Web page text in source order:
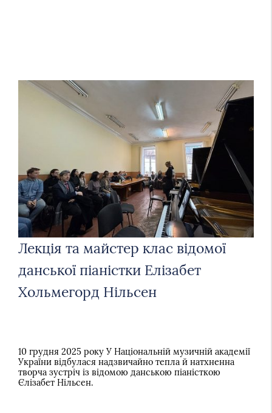
Лекція та майстер клас відомої
данської піаністки Елізабет
Хольмегорд Нільсен
10 грудня 2025 року У Національній музичній академії
України відбулася надзвичайно тепла й натхненна
творча зустріч із відомою данською піаністкою
Єлізабет Нільсен.